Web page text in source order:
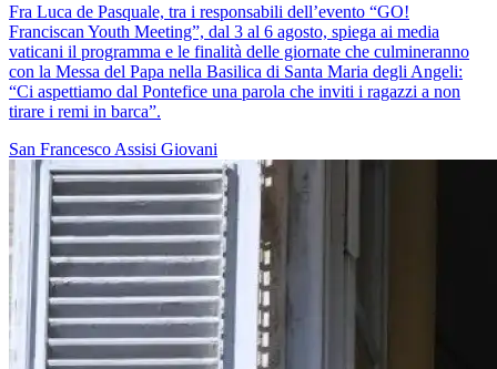
Fra Luca de Pasquale, tra i responsabili dell’evento “GO!
Franciscan Youth Meeting”, dal 3 al 6 agosto, spiega ai media
vaticani il programma e le finalità delle giornate che culmineranno
con la Messa del Papa nella Basilica di Santa Maria degli Angeli:
“Ci aspettiamo dal Pontefice una parola che inviti i ragazzi a non
tirare i remi in barca”.
San Francesco Assisi Giovani